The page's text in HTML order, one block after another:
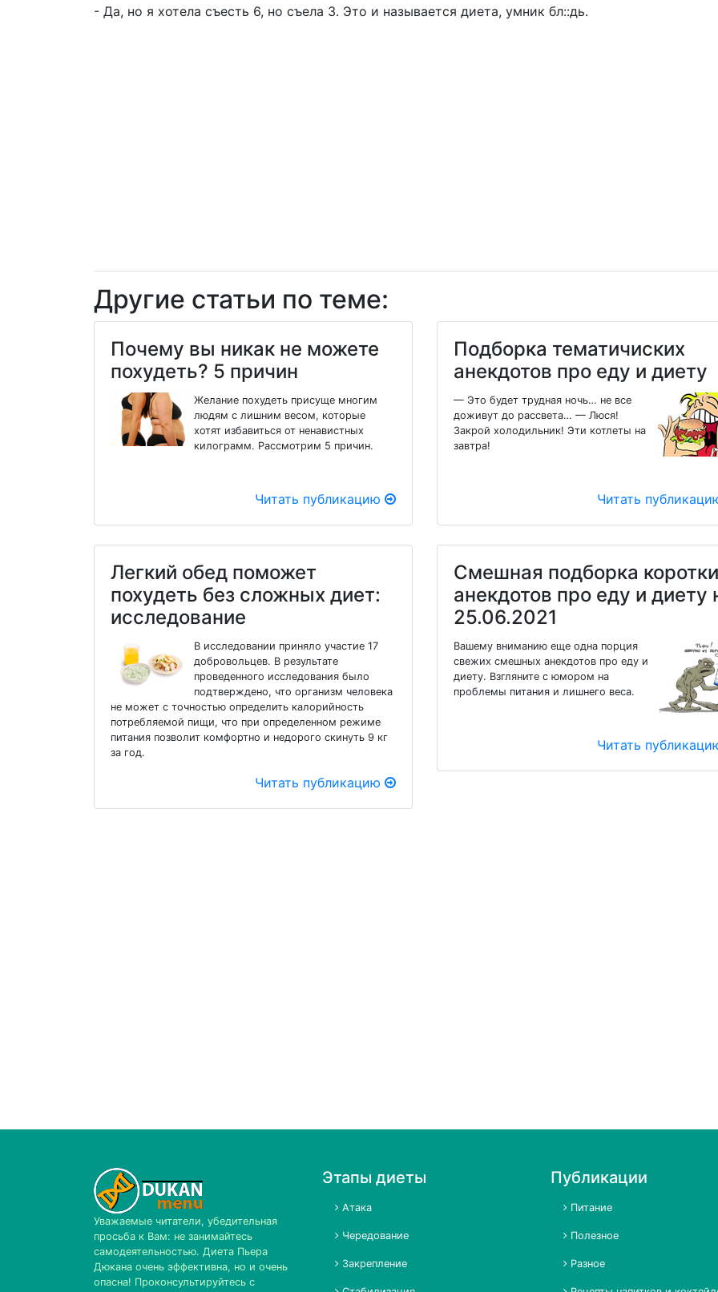
- Да, но я хотела съесть 6, но съела 3. Это и называется диета, умник бл::дь.
Другие статьи по теме:
Почему вы никак не можете
похудеть? 5 причин
Желание похудеть присуще многим
людям с лишним весом, которые
хотят избавиться от ненавистных
килограмм. Рассмотрим 5 причин.
Читать публикацию
Подборка тематичиских
анекдотов про еду и диету
— Это будет трудная ночь… не все
доживут до рассвета… — Люся!
Закрой холодильник! Эти котлеты на
завтра!
Читать
Легкий обед поможет
похудеть без сложных диет:
исследование
В исследовании приняло участие 17
добровольцев. В результате
проведенного исследования было
подтверждено, что организм человека
не может с точностью определить калорийность
потребляемой пищи, что при определенном режиме
питания позволит комфортно и недорого скинуть 9 кг
за год.
Читать публикацию
Смешная подборка
анекдотов про еду и диету
25.06.2021
Вашему вниманию еще одна порция
свежих смешных анекдотов про еду и
диету. Взгляните с юмором на
проблемы питания и лишнего веса.
Читать
Уважаемые читатели, убедительная
просьба к Вам: не занимайтесь
самодеятельностью. Диета Пьера
Дюкана очень эффективна, но и очень
опасна! Проконсультируйтесь с
Этапы диеты
Атака
Чередование
Закрепление
Публикации
Питание
Полезное
Разное